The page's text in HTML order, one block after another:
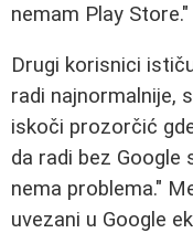
nemam Play Store."
Drugi korisnici
radi najnormalnije,
iskoči prozorčić
da radi bez Google
nema problema."
uvezani u Google